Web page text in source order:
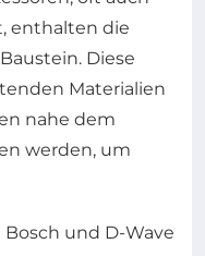
enthalten die
Diese
Materialien
nahe dem
werden, um
und D-Wave